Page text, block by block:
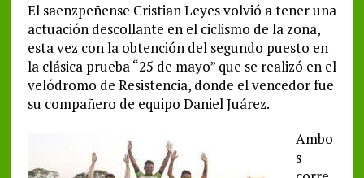
El saenzpeñense Cristian Leyes volvió a tener una
actuación descollante en el ciclismo de la zona,
esta vez con la obtención del segundo puesto en
la clásica prueba “25 de mayo” que se realizó en el
velódromo de Resistencia, donde el vencedor fue
su compañero de equipo Daniel Juárez.
Ambo
s